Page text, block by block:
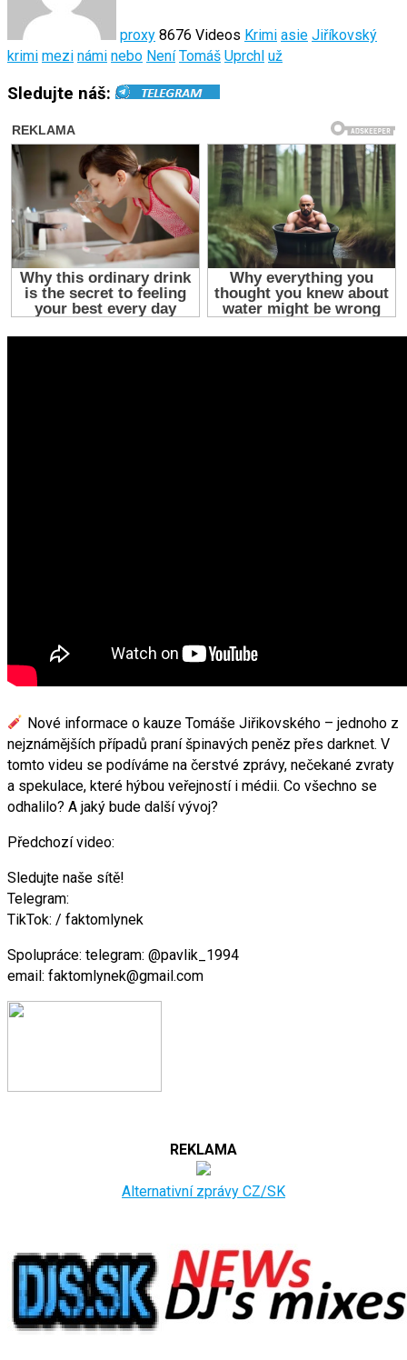
proxy 8676 Videos Krimi asie Jiříkovský
krimi mezi námi nebo Není Tomáš Uprchl už
Sledujte náš:
Nové informace o kauze Tomáše Jiřikovského – jednoho z
nejznámějších případů praní špinavých peněz přes darknet. V
tomto videu se podíváme na čerstvé zprávy, nečekané zvraty
a spekulace, které hýbou veřejností i médii. Co všechno se
odhalilo? A jaký bude další vývoj?
Předchozí video:
Sledujte naše sítě!
Telegram:
TikTok: / faktomlynek
Spolupráce: telegram: @pavlik_1994
email: faktomlynek@gmail.com
REKLAMA
Alternativní zprávy CZ/SK